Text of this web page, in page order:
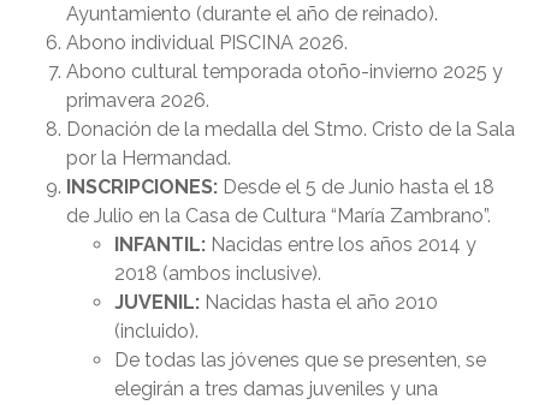
Ayuntamiento (durante el año de reinado).
Abono individual PISCINA 2026.
Abono cultural temporada otoño-invierno 2025 y
primavera 2026.
Donación de la medalla del Stmo. Cristo de la Sala
por la Hermandad.
INSCRIPCIONES: Desde el 5 de Junio hasta el 18
de Julio en la Casa de Cultura “María Zambrano”.
INFANTIL: Nacidas entre los años 2014 y
2018 (ambos inclusive).
JUVENIL: Nacidas hasta el año 2010
(incluido).
De todas las jóvenes que se presenten, se
elegirán a tres damas juveniles y una